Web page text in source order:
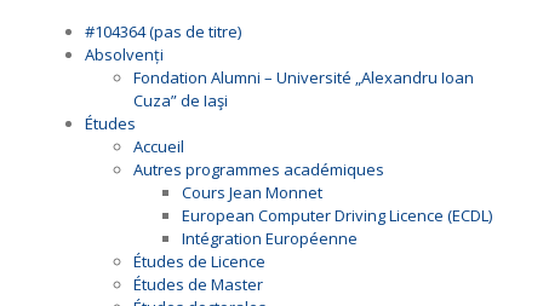
#104364 (pas de titre)
Absolvenți
Fondation Alumni – Université „Alexandru Ioan
Cuza” de Iaşi
Études
Accueil
Autres programmes académiques
Cours Jean Monnet
European Computer Driving Licence (ECDL)
Intégration Européenne
Études de Licence
Études de Master